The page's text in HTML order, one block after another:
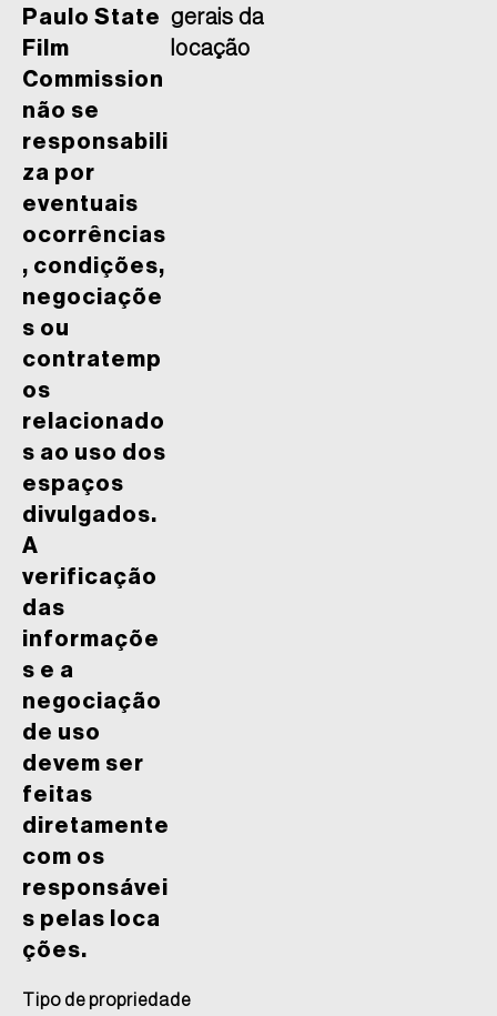
Paulo State
Film
Commission
não se
responsabili
za por
eventuais
ocorrências
, condições,
negociaçõe
s ou
contratemp
os
relacionado
s ao uso dos
espaços
divulgados.
A
verificação
das
informaçõe
s e a
negociação
de uso
devem ser
feitas
diretamente
com os
responsávei
s pelas loca
ções.
gerais da
locação
Tipo de propriedade